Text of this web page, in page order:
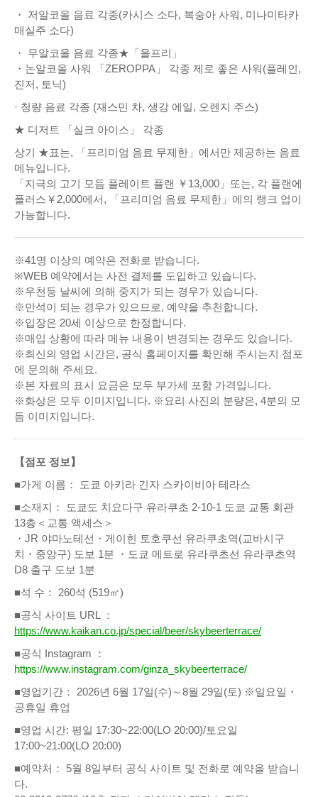
・ 저알코올 음료 각종(카시스 소다, 복숭아 사워, 미나미타카
매실주 소다)
・ 무알코올 음료 각종★「올프리」
・논알코올 사워 「ZEROPPA」 각종 제로 좋은 사워(플레인,
진저, 토닉)
· 청량 음료 각종 (재스민 차, 생강 에일, 오렌지 주스)
★ 디저트 「실크 아이스」 각종
상기 ★표는, 「프리미엄 음료 무제한」에서만 제공하는 음료
메뉴입니다.
「지극의 고기 모듬 플레이트 플랜 ￥13,000」또는, 각 플랜에
플러스￥2,000에서, 「프리미엄 음료 무제한」에의 랭크 업이
가능합니다.
※41명 이상의 예약은 전화로 받습니다.
※WEB 예약에서는 사전 결제를 도입하고 있습니다.
※우천등 날씨에 의해 중지가 되는 경우가 있습니다.
※만석이 되는 경우가 있으므로, 예약을 추천합니다.
※입장은 20세 이상으로 한정합니다.
※매입 상황에 따라 메뉴 내용이 변경되는 경우도 있습니다.
※최신의 영업 시간은, 공식 홈페이지를 확인해 주시는지 점포
에 문의해 주세요.
※본 자료의 표시 요금은 모두 부가세 포함 가격입니다.
※화상은 모두 이미지입니다. ※요리 사진의 분량은, 4분의 모
듬 이미지입니다.
【점포 정보】
■가게 이름： 도쿄 아키라 긴자 스카이비아 테라스
■소재지： 도쿄도 치요다구 유라쿠초 2-10-1 도쿄 교통 회관
13층＜교통 액세스＞
・JR 야마노테선・게이힌 토호쿠선 유라쿠초역(교바시구
치・중앙구) 도보 1분 ・도쿄 메트로 유라쿠초선 유라쿠초역
D8 출구 도보 1분
■석 수： 260석 (519㎡)
■공식 사이트 URL ：
https://www.kaikan.co.jp/special/beer/skybeerterrace/
■공식 Instagram ：
https://www.instagram.com/ginza_skybeerterrace/
■영업기간： 2026년 6월 17일(수)～8월 29일(토) ※일요일・
공휴일 휴업
■영업 시간: 평일 17:30~22:00(LO 20:00)/토요일
17:00~21:00(LO 20:00)
■예약처： 5월 8일부터 공식 사이트 및 전화로 예약을 받습니
다.